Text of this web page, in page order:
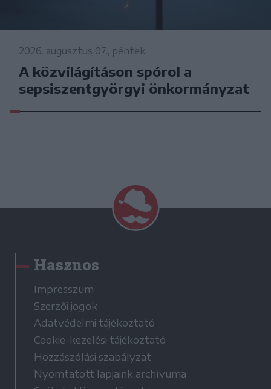
2026. augusztus 07., péntek
A közvilágításon spórol a
sepsiszentgyörgyi önkormányzat
Hasznos
Impresszum
Szerzői jogok
Adatvédelmi tájékoztató
Cookie-kezelési tájékoztató
Hozzászólási szabályzat
Nyomtatott lapjaink archívuma